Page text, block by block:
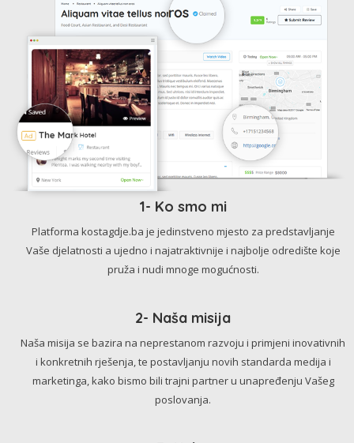
1- Ko smo mi
Platforma kostagdje.ba je jedinstveno mjesto za predstavljanje
Vaše djelatnosti a ujedno i najatraktivnije i najbolje odredište koje
pruža i nudi mnoge mogućnosti.
2- Naša misija
Naša misija se bazira na neprestanom razvoju i primjeni inovativnih
i konkretnih rješenja, te postavljanju novih standarda medija i
marketinga, kako bismo bili trajni partner u unapređenju Vašeg
poslovanja.